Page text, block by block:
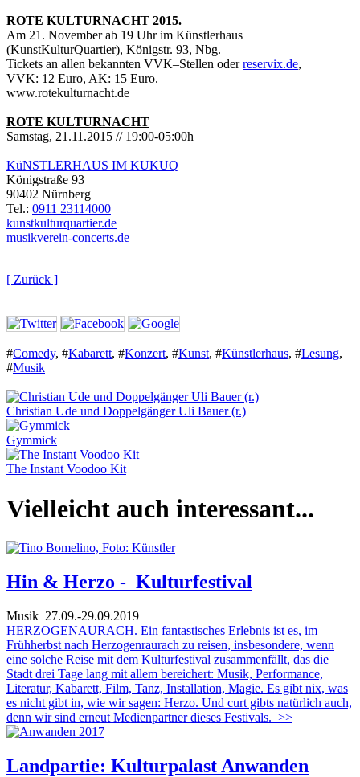
ROTE KULTURNACHT 2015.
Am 21. November ab 19 Uhr im Künstlerhaus
(KunstKulturQuartier), Königstr. 93, Nbg.
Tickets an allen bekannten VVK–Stellen oderreservix.de,
VVK: 12 Euro, AK: 15 Euro.
www.rotekulturnacht.de
ROTE KULTURNACHT
Samstag, 21.11.2015 // 19:00-05:00h
KüNSTLERHAUS IM KUKUQ
Königstraße 93
90402 Nürnberg
Tel.: 0911 23114000
kunstkulturquartier.de
musikverein-concerts.de
[ Zurück ]
#Comedy, #Kabarett, #Konzert, #Kunst, #Künstlerhaus, #Lesung,
#Musik
Christian Ude und Doppelgänger Uli Bauer (r.)
Gymmick
The Instant Voodoo Kit
Vielleicht auch interessant...
Hin & Herzo - Kulturfestival
Musik 27.09.-29.09.2019
HERZOGENAURACH. Ein fantastisches Erlebnis ist es, im
Frühherbst nach Herzogenraurach zu reisen, insbesondere, wenn
eine solche Reise mit dem Kulturfestival zusammenfällt, das die
Stadt drei Tage lang mit allem bereichert: Musik, Performance,
Literatur, Kabarett, Film, Tanz, Installation, Magie. Es gibt nix, was
es nicht gibt in, wie wir sagen: Herzo. Und curt gibts natürlich auch,
denn wir sind erneut Medienpartner dieses Festivals. >>
Landpartie: Kulturpalast Anwanden